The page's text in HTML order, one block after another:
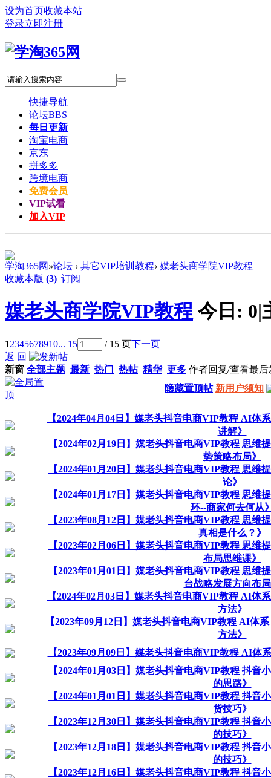
设为首页收藏本站
登录立即注册
快捷导航
论坛BBS
每日更新
淘宝电商
京东
拼多多
跨境电商
免费会员
VIP试看
加入VIP
学淘365网 »论坛 › 其它VIP培训教程› 媒老头商学院VIP教程
收藏本版 (3) |订阅
媒老头商学院VIP教程 今日: 0|
12345678910... 15 / 15 页下一页
返 回
新窗 全部主题 最新 热门 热帖 精华 更多 作者回复/查看最后
隐藏置顶帖 新用户须知
【2024年04月04日】媒老头抖音电商VIP教程 AI体
讲解》
【2024年02月19日】媒老头抖音电商VIP教程 思维
势策略布局》
【2024年01月20日】媒老头抖音电商VIP教程 思维
论》
【2024年01月17日】媒老头抖音电商VIP教程 思维
环--商家何去何从
【2023年08月12日】媒老头抖音电商VIP教程 思维
真相是什么？》
【2023年02月06日】媒老头抖音电商VIP教程 思维
布局思维课》
【2023年01月01日】媒老头抖音电商VIP教程 思维
台战略发展方向布
【2024年02月03日】媒老头抖音电商VIP教程 AI体
方法》
【2023年09月12日】媒老头抖音电商VIP教程 AI体
方法》
【2023年09月09日】媒老头抖音电商VIP教程 AI体
【2024年01月03日】媒老头抖音电商VIP教程 抖音
的思路》
【2024年01月01日】媒老头抖音电商VIP教程 抖音
货技巧》
【2023年12月30日】媒老头抖音电商VIP教程 抖音
的技巧》
【2023年12月18日】媒老头抖音电商VIP教程 抖音
的技巧》
【2023年12月16日】媒老头抖音电商VIP教程 抖音